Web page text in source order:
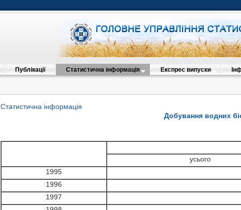
Публікації Статистична інформація Експрес випуски
Статистична інформація
Добування водних
усього
1995
1996
1997